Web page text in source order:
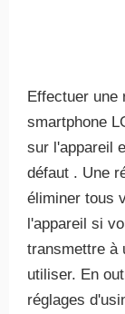
Effectuer une
smartphone
sur l'appareil
défaut . Une
éliminer tous
l'appareil si
transmettre à
utiliser. En
réglages